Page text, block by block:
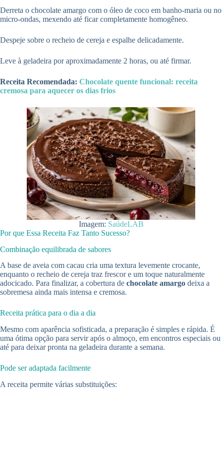
Derreta o chocolate amargo com o óleo de coco em banho-maria ou no
micro-ondas, mexendo até ficar completamente homogêneo.
Despeje sobre o recheio de cereja e espalhe delicadamente.
Leve à geladeira por aproximadamente 2 horas, ou até firmar.
Receita Recomendada: Chocolate quente funcional: receita
cremosa para aquecer os dias frios
Imagem: SaúdeLAB
Por que Essa Receita Faz Tanto Sucesso?
Combinação equilibrada de sabores
A base de aveia com cacau cria uma textura levemente crocante,
enquanto o recheio de cereja traz frescor e um toque naturalmente
adocicado. Para finalizar, a cobertura de chocolate amargo deixa a
sobremesa ainda mais intensa e cremosa.
Receita prática para o dia a dia
Mesmo com aparência sofisticada, a preparação é simples e rápida. É
uma ótima opção para servir após o almoço, em encontros especiais ou
até para deixar pronta na geladeira durante a semana.
Pode ser adaptada facilmente
A receita permite várias substituições: